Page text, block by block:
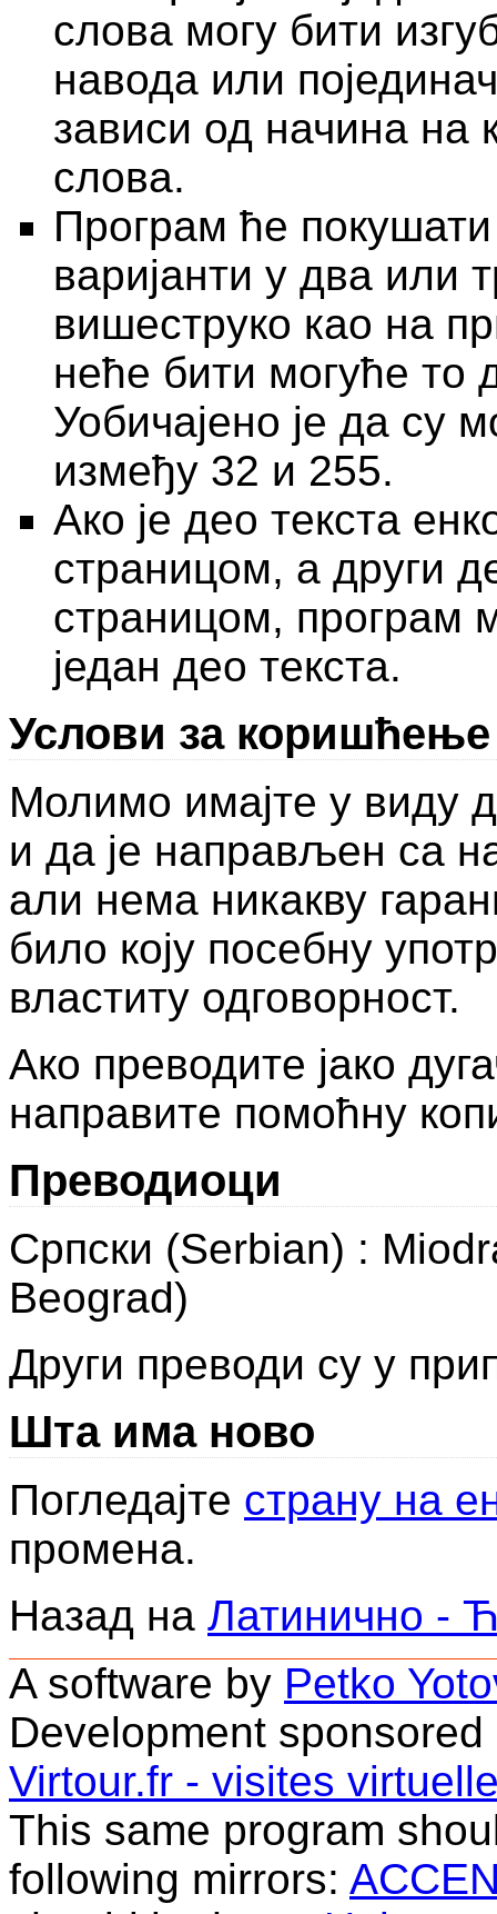
слова могу бити
навода или
зависи од начина на
слова.
Програм ће
варијанти у два или
вишеструко као на
неће бити могуће то
Уобичајено је да су
између 32 и 255.
Ако је део текста
страницом, а други
страницом, програм
један део текста.
Услови за коришћење
Молимо имајте у виду
и да је направљен са
али нема никакву
било коју посебну
властиту одговорност.
Ако преводите јако
направите помоћну
Преводиоци
Српски (Serbian) :
Beograd)
Други преводи су у
Шта има ново
Погледајте страну на
промена.
Назад на Латинично -
A software by Petko
Development
Virtour.fr - visites
This same program
following mirrors: